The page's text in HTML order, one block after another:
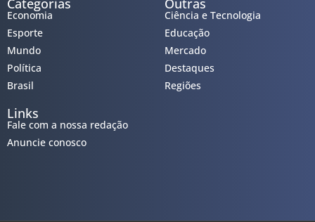
Economia
Esporte
Mundo
Política
Brasil
Ciência e Tecnologia
Educação
Mercado
Destaques
Regiões
Links
Fale com a nossa redação
Anuncie conosco